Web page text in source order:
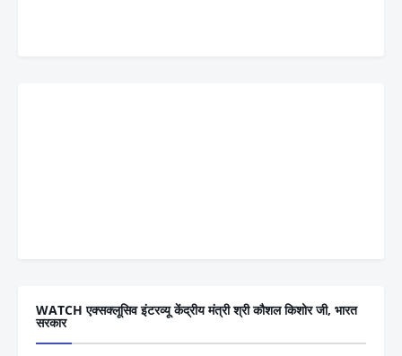
WATCH एक्सक्लूसिव इंटरव्यू केंद्रीय मंत्री श्री कौशल किशोर जी, भारत
सरकार